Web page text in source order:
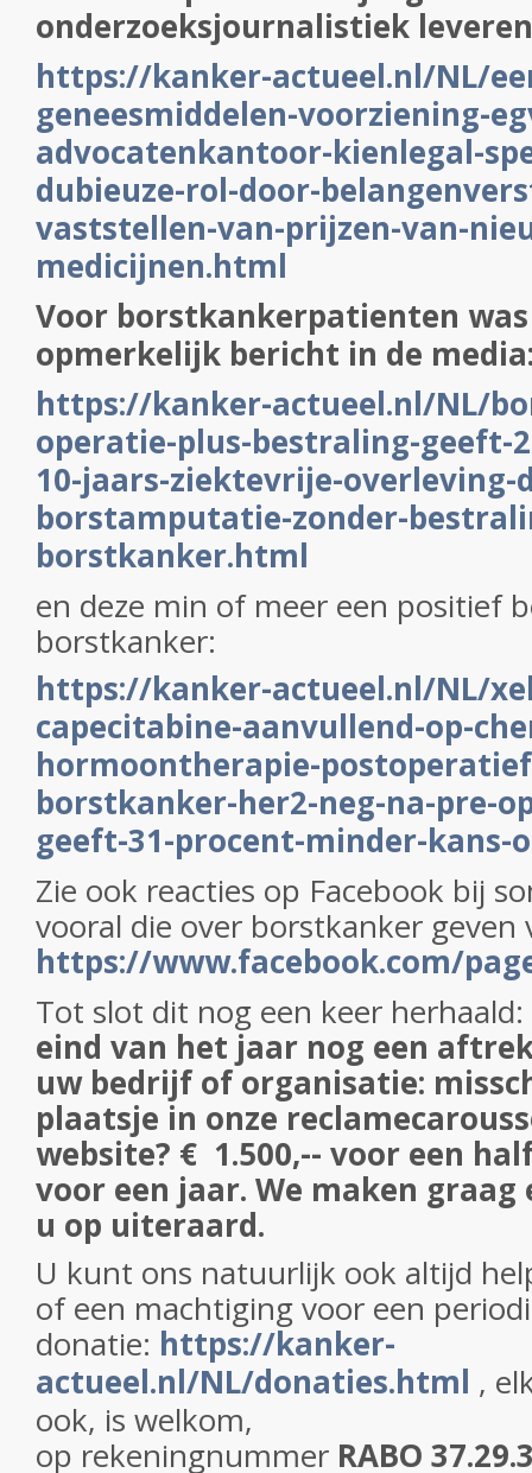
onderzoeksjournalistiek
https://kanker-actueel.nl/NL/
geneesmiddelen-voorziening-
advocatenkantoor-kienlegal-
dubieuze-rol-door-
vaststellen-van-prijzen-van-
medicijnen.html
Voor borstkankerpatienten
opmerkelijk bericht in de
https://kanker-actueel.nl/NL/
operatie-plus-bestraling-geeft-
10-jaars-ziektevrije-overleving-
borstamputatie-zonder-
borstkanker.html
en deze min of meer een positief
borstkanker:
https://kanker-actueel.nl/NL/
capecitabine-aanvullend-op-
hormoontherapie-
borstkanker-her2-neg-na-pre-
geeft-31-procent-minder-kans-
Zie ook reacties op Facebook bij
vooral die over borstkanker geven
https://www.facebook.com/
Tot slot dit nog een keer herhaald:
eind van het jaar nog een
uw bedrijf of organisatie:
plaatsje in onze
website? € 1.500,-- voor een
voor een jaar. We maken
u op uiteraard.
U kunt ons natuurlijk ook altijd
of een machtiging voor een
donatie: https://kanker-
actueel.nl/NL/donaties.html ,
ook, is welkom,
op rekeningnummer RABO